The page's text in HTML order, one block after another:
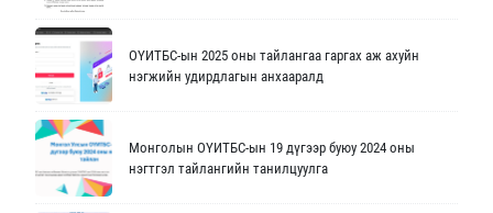
ОҮИТБС-ын 2025 оны тайлангаа гаргах аж ахуйн
нэгжийн удирдлагын анхааралд
Монголын ОҮИТБС-ын 19 дүгээр буюу 2024 оны
нэгтгэл тайлангийн танилцуулга